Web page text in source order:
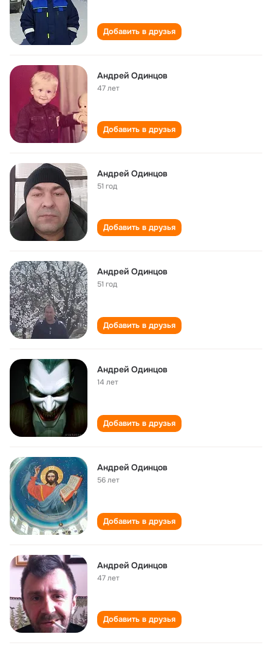
Добавить в друзья
Андрей Одинцов
47 лет
Добавить в друзья
Андрей Одинцов
51 год
Добавить в друзья
Андрей Одинцов
51 год
Добавить в друзья
Андрей Одинцов
14 лет
Добавить в друзья
Андрей Одинцов
56 лет
Добавить в друзья
Андрей Одинцов
47 лет
Добавить в друзья